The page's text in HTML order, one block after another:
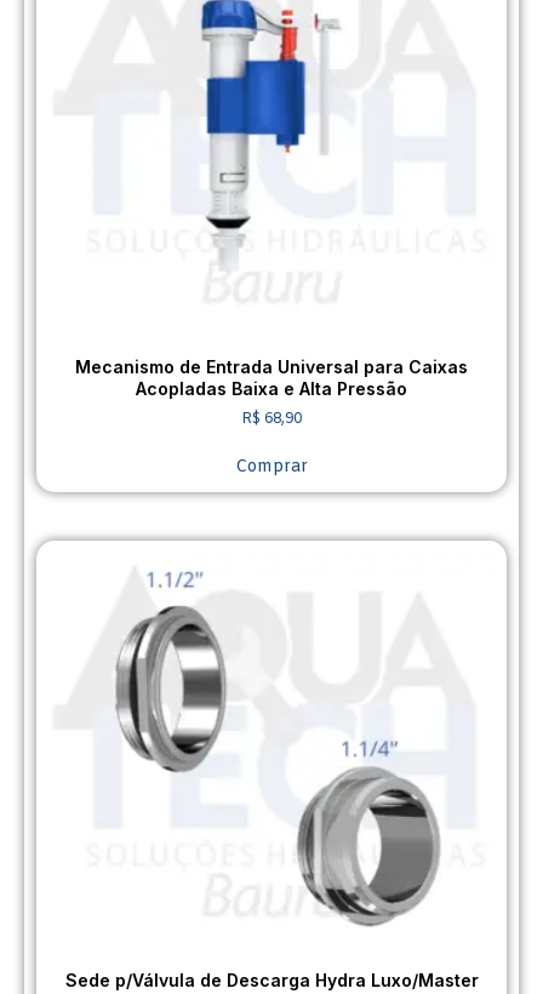
Mecanismo de Entrada Universal para Caixas
Acopladas Baixa e Alta Pressão
R$ 68,90
Comprar
Sede p/Válvula de Descarga Hydra Luxo/Master